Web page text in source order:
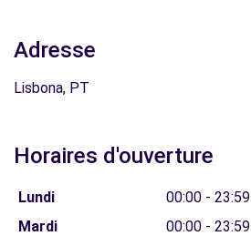
Adresse
Lisbona, PT
Horaires d'ouverture
Lundi
00:00 - 23:59
Mardi
00:00 - 23:59